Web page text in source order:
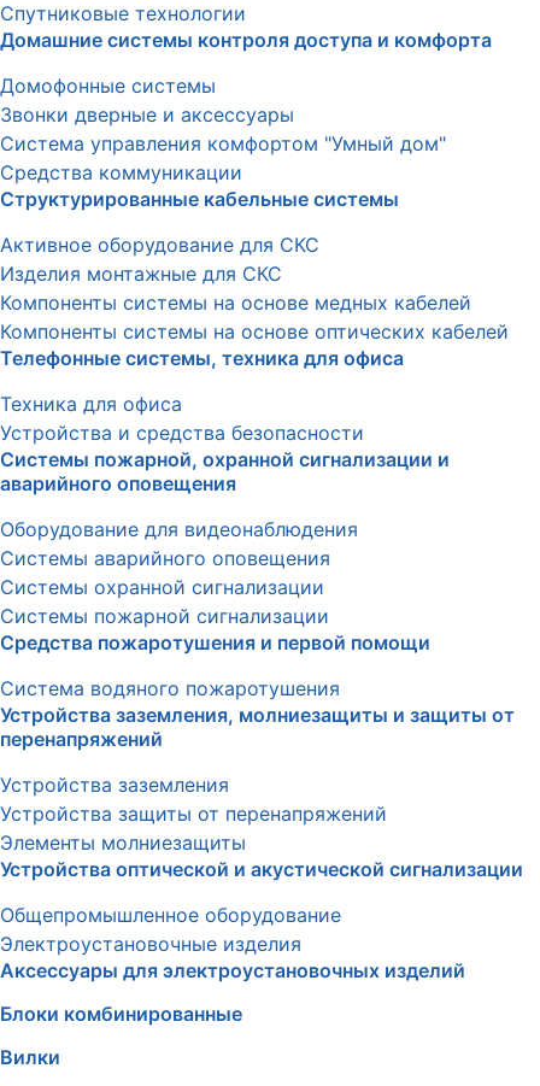
Спутниковые технологии
Домашние системы контроля доступа и комфорта
Домофонные системы
Звонки дверные и аксессуары
Система управления комфортом "Умный дом"
Средства коммуникации
Структурированные кабельные системы
Активное оборудование для СКС
Изделия монтажные для СКС
Компоненты системы на основе медных кабелей
Компоненты системы на основе оптических кабелей
Телефонные системы, техника для офиса
Техника для офиса
Устройства и средства безопасности
Системы пожарной, охранной сигнализации и
аварийного оповещения
Оборудование для видеонаблюдения
Системы аварийного оповещения
Системы охранной сигнализации
Системы пожарной сигнализации
Средства пожаротушения и первой помощи
Система водяного пожаротушения
Устройства заземления, молниезащиты и защиты от
перенапряжений
Устройства заземления
Устройства защиты от перенапряжений
Элементы молниезащиты
Устройства оптической и акустической сигнализации
Общепромышленное оборудование
Электроустановочные изделия
Аксессуары для электроустановочных изделий
Блоки комбинированные
Вилки